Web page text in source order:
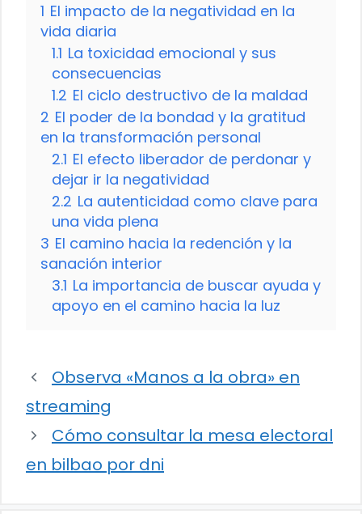
1 El impacto de la negatividad en la
vida diaria
1.1 La toxicidad emocional y sus
consecuencias
1.2 El ciclo destructivo de la maldad
2 El poder de la bondad y la gratitud
en la transformación personal
2.1 El efecto liberador de perdonar y
dejar ir la negatividad
2.2 La autenticidad como clave para
una vida plena
3 El camino hacia la redención y la
sanación interior
3.1 La importancia de buscar ayuda y
apoyo en el camino hacia la luz
Observa «Manos a la obra» en
streaming
Cómo consultar la mesa electoral
en bilbao por dni